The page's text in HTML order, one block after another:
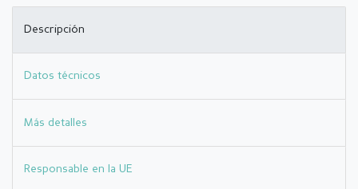
Descripción
Datos técnicos
Más detalles
Responsable en la UE